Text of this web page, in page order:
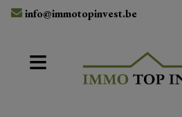
info@immotopinvest.be